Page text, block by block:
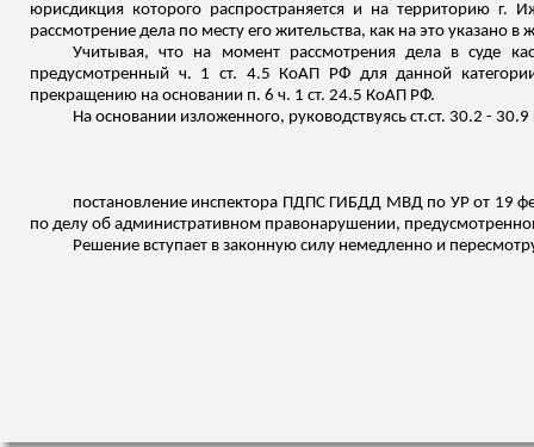
юрисдикция которого распространяется и на территорию г.
рассмотрение дела по месту его жительства, как на это указано в
Учитывая, что на момент рассмотрения дела в суде
предусмотренный ч. 1 ст. 4.5 КоАП РФ для данной
прекращению на основании п. 6 ч. 1 ст. 24.5 КоАП РФ.
На основании изложенного, руководствуясь ст.ст. 30.2 -
постановление инспектора ПДПС ГИБДД МВД по УР от 19
по делу об административном правонарушении,
Решение вступает в законную силу немедленно и